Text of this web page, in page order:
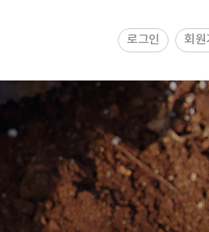
로그인 회원